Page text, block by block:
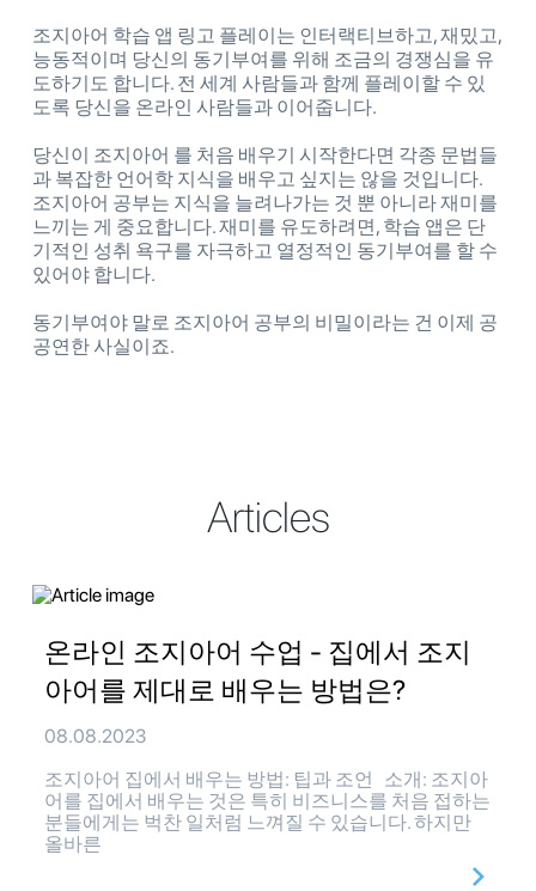
조지아어 학습 앱 링고 플레이는 인터랙티브하고, 재밌고,
능동적이며 당신의 동기부여를 위해 조금의 경쟁심을 유
도하기도 합니다. 전 세계 사람들과 함께 플레이할 수 있
도록 당신을 온라인 사람들과 이어줍니다.
당신이 조지아어 를 처음 배우기 시작한다면 각종 문법들
과 복잡한 언어학 지식을 배우고 싶지는 않을 것입니다.
조지아어 공부는 지식을 늘려나가는 것 뿐 아니라 재미를
느끼는 게 중요합니다. 재미를 유도하려면, 학습 앱은 단
기적인 성취 욕구를 자극하고 열정적인 동기부여를 할 수
있어야 합니다.
동기부여야 말로 조지아어 공부의 비밀이라는 건 이제 공
공연한 사실이죠.
Articles
온라인 조지아어 수업 - 집에서 조지
아어를 제대로 배우는 방법은?
08.08.2023
조지아어 집에서 배우는 방법: 팁과 조언 소개: 조지아
어를 집에서 배우는 것은 특히 비즈니스를 처음 접하는
분들에게는 벅찬 일처럼 느껴질 수 있습니다. 하지만
올바른